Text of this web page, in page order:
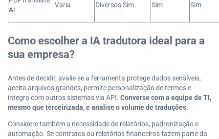
AI
Varia DiversosSim Sim Sim
Como escolher a IA tradutora ideal para a
sua empresa?
Antes de decidir, avalie se a ferramenta protege dados sensíveis,
aceita arquivos grandes, permite personalização de termos e
integra com outros sistemas via API. Converse com a equipe de TI,
mesmo que terceirizada, e analise o volume de traduções.
Considere também a necessidade de relatórios, padronização e
automação. Se contratos ou relatórios financeiros fazem parte da